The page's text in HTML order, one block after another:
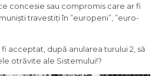
concesie sau compromis care ar fi
travestiți în ”europeni”, ”euro-
acceptat, după anularea turului 2, să
otrăvite ale Sistemului!?